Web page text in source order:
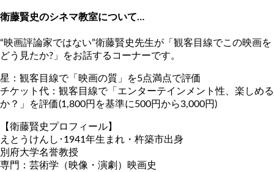
衛藤賢史のシネマ教室について…
“映画評論家ではない”衛藤賢史先生が「観客目線でこの映画を
どう見たか?」をお話するコーナーです。
星：観客目線で「映画の質」を5点満点で評価
チケット代：観客目線で「エンターテインメント性、楽しめる
か？」を評価(1,800円を基準に500円から3,000円)
【衛藤賢史プロフィール】
えとうけんし･1941年生まれ・杵築市出身
別府大学名誉教授
専門：芸術学（映像・演劇）映画史